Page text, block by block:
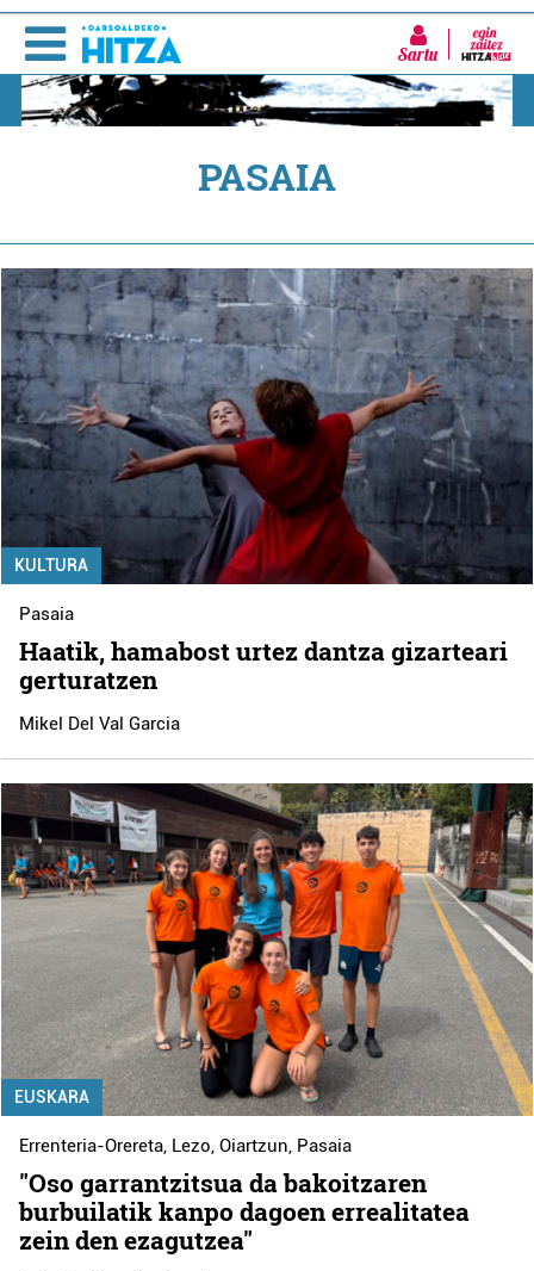
Sartu
PASAIA
KULTURA
Pasaia
Haatik, hamabost urtez dantza gizarteari
gerturatzen
Mikel Del Val Garcia
EUSKARA
Errenteria-Orereta, Lezo,Oiartzun, Pasaia
"Oso garrantzitsua da bakoitzaren
burbuilatik kanpo dagoen errealitatea
zein den ezagutzea"